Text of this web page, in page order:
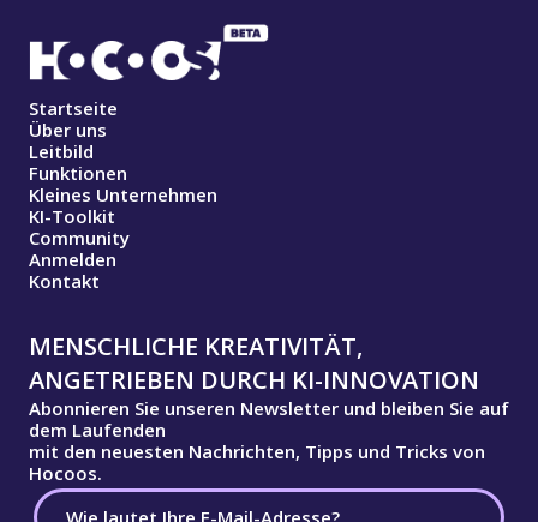
Startseite
Über uns
Leitbild
Funktionen
Kleines Unternehmen
KI-Toolkit
Community
Anmelden
Kontakt
MENSCHLICHE KREATIVITÄT,
ANGETRIEBEN DURCH KI-INNOVATION
Abonnieren Sie unseren Newsletter und bleiben Sie auf
dem Laufenden
mit den neuesten Nachrichten, Tipps und Tricks von
Hocoos.